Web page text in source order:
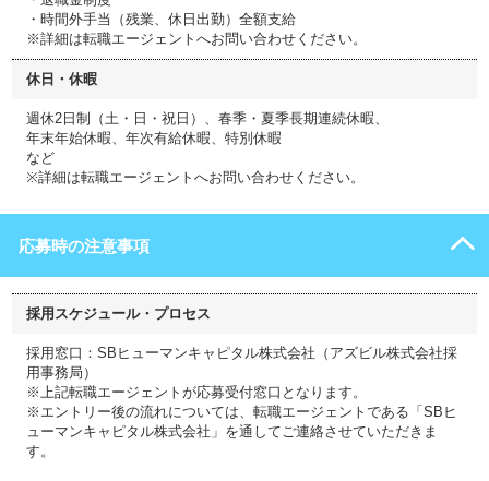
・時間外手当（残業、休日出勤）全額支給
※詳細は転職エージェントへお問い合わせください。
休日・休暇
週休2日制（土・日・祝日）、春季・夏季長期連続休暇、
年末年始休暇、年次有給休暇、特別休暇
など
※詳細は転職エージェントへお問い合わせください。
応募時の注意事項
採用スケジュール・プロセス
採用窓口：SBヒューマンキャピタル株式会社（アズビル株式会社採
用事務局）
※上記転職エージェントが応募受付窓口となります。
※エントリー後の流れについては、転職エージェントである「SBヒ
ューマンキャピタル株式会社」を通してご連絡させていただきま
す。